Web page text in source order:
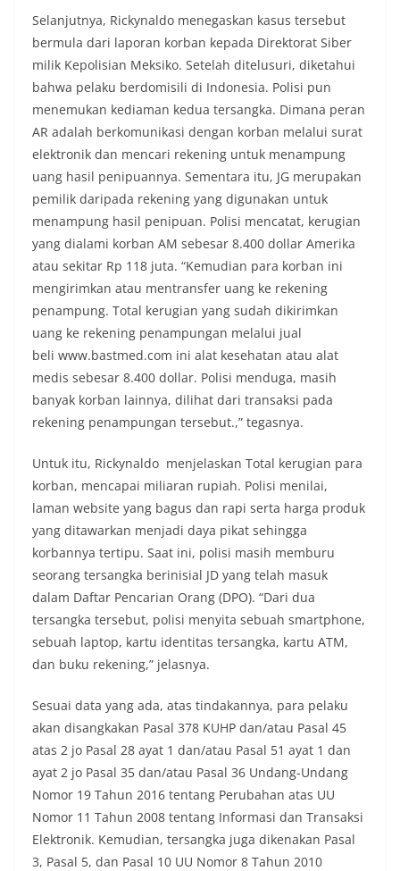
Selanjutnya, Rickynaldo menegaskan kasus tersebut
bermula dari laporan korban kepada Direktorat Siber
milik Kepolisian Meksiko. Setelah ditelusuri, diketahui
bahwa pelaku berdomisili di Indonesia. Polisi pun
menemukan kediaman kedua tersangka. Dimana peran
AR adalah berkomunikasi dengan korban melalui surat
elektronik dan mencari rekening untuk menampung
uang hasil penipuannya. Sementara itu, JG merupakan
pemilik daripada rekening yang digunakan untuk
menampung hasil penipuan. Polisi mencatat, kerugian
yang dialami korban AM sebesar 8.400 dollar Amerika
atau sekitar Rp 118 juta. “Kemudian para korban ini
mengirimkan atau mentransfer uang ke rekening
penampung. Total kerugian yang sudah dikirimkan
uang ke rekening penampungan melalui jual
beli www.bastmed.com ini alat kesehatan atau alat
medis sebesar 8.400 dollar. Polisi menduga, masih
banyak korban lainnya, dilihat dari transaksi pada
rekening penampungan tersebut.,” tegasnya.
Untuk itu, Rickynaldo menjelaskan Total kerugian para
korban, mencapai miliaran rupiah. Polisi menilai,
laman website yang bagus dan rapi serta harga produk
yang ditawarkan menjadi daya pikat sehingga
korbannya tertipu. Saat ini, polisi masih memburu
seorang tersangka berinisial JD yang telah masuk
dalam Daftar Pencarian Orang (DPO). “Dari dua
tersangka tersebut, polisi menyita sebuah smartphone,
sebuah laptop, kartu identitas tersangka, kartu ATM,
dan buku rekening,” jelasnya.
Sesuai data yang ada, atas tindakannya, para pelaku
akan disangkakan Pasal 378 KUHP dan/atau Pasal 45
atas 2 jo Pasal 28 ayat 1 dan/atau Pasal 51 ayat 1 dan
ayat 2 jo Pasal 35 dan/atau Pasal 36 Undang-Undang
Nomor 19 Tahun 2016 tentang Perubahan atas UU
Nomor 11 Tahun 2008 tentang Informasi dan Transaksi
Elektronik. Kemudian, tersangka juga dikenakan Pasal
3, Pasal 5, dan Pasal 10 UU Nomor 8 Tahun 2010